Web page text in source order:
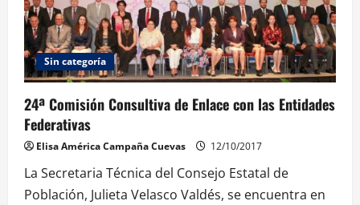
Sin categoría
24ª Comisión Consultiva de Enlace con las Entidades
Federativas
Elisa América Campaña Cuevas 12/10/2017
La Secretaria Técnica del Consejo Estatal de
Población, Julieta Velasco Valdés, se encuentra en